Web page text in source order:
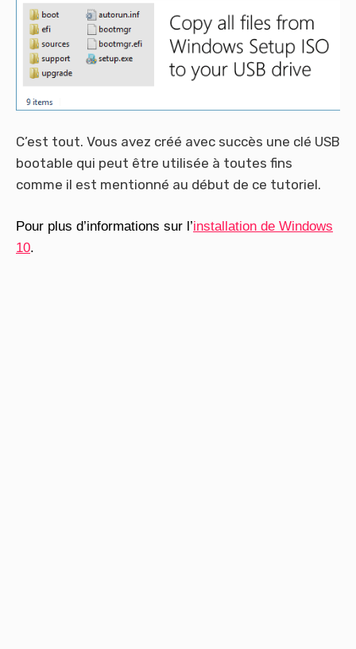
C’est tout. Vous avez créé avec succès une clé USB
bootable qui peut être utilisée à toutes fins
comme il est mentionné au début de ce tutoriel.
Pour plus d’informations sur l’installation de Windows
10.